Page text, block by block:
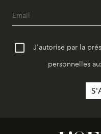
J'autorise par la
personnelles